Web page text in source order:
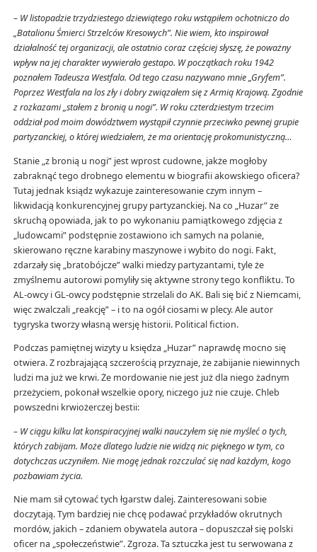
– W listopadzie trzydziestego dziewiątego roku wstąpiłem ochotniczo do
„Batalionu Śmierci Strzelców Kresowych”. Nie wiem, kto inspirował
działalność tej organizacji, ale ostatnio coraz częściej słyszę, że poważny
wpływ na jej charakter wywierało gestapo. W początkach roku 1942
poznałem Tadeusza Westfala. Od tego czasu nazywano mnie „Gryfem”.
Poprzez Westfala na los zły i dobry związałem się z Armią Krajową. Zgodnie
z rozkazami „stałem z bronią u nogi”. W roku czterdziestym trzecim
oddział pod moim dowództwem wystąpił czynnie przeciwko pewnej grupie
partyzanckiej, o której wiedziałem, że ma orientację prokomunistyczną…
Stanie „z bronią u nogi” jest wprost cudowne, jakże mogłoby
zabraknąć tego drobnego elementu w biografii akowskiego oficera?
Tutaj jednak ksiądz wykazuje zainteresowanie czym innym –
likwidacją konkurencyjnej grupy partyzanckiej. Na co „Huzar” ze
skruchą opowiada, jak to po wykonaniu pamiątkowego zdjęcia z
„ludowcami” podstępnie zostawiono ich samych na polanie,
skierowano ręczne karabiny maszynowe i wybito do nogi. Fakt,
zdarzały się „bratobójcze” walki miedzy partyzantami, tyle że
zmyślnemu autorowi pomyliły się aktywne strony tego konfliktu. To
AL-owcy i GL-owcy podstępnie strzelali do AK. Bali się bić z Niemcami,
więc zwalczali „reakcję” – i to na ogół ciosami w plecy. Ale autor
tygryska tworzy własną wersję historii. Political fiction.
Podczas pamiętnej wizyty u księdza „Huzar” naprawdę mocno się
otwiera. Z rozbrajającą szczerością przyznaje, że zabijanie niewinnych
ludzi ma już we krwi. Że mordowanie nie jest już dla niego żadnym
przeżyciem, pokonał wszelkie opory, niczego już nie czuje. Chleb
powszedni krwiożerczej bestii:
– W ciągu kilku lat konspiracyjnej walki nauczyłem się nie myśleć o tych,
których zabijam. Może dlatego ludzie nie widzą nic pięknego w tym, co
dotychczas uczyniłem. Nie mogę jednak rozczulać się nad każdym, kogo
pozbawiam życia.
Nie mam sił cytować tych łgarstw dalej. Zainteresowani sobie
doczytają. Tym bardziej nie chcę podawać przykładów okrutnych
mordów, jakich – zdaniem obywatela autora – dopuszczał się polski
oficer na „społeczeństwie”. Zgroza. Ta sztuczka jest tu serwowana z